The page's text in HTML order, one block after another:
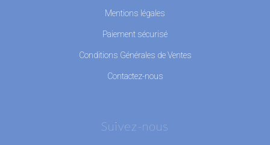
Mentions légales
Paiement sécurisé
Conditions Générales de Ventes
Contactez-nous
Suivez-nous